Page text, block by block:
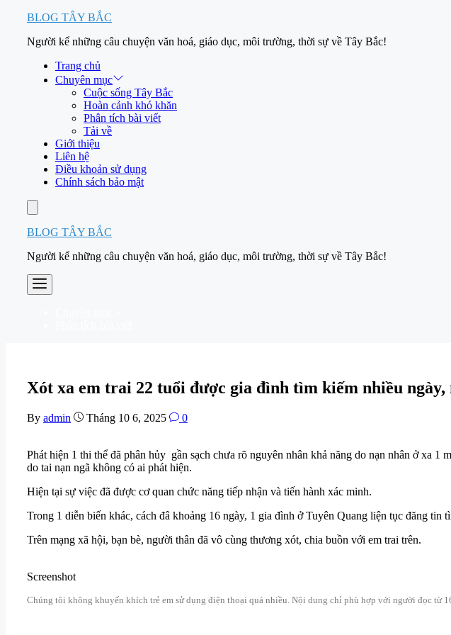
content
BLOG TÂY BẮC
Người kể những câu chuyện văn hoá, giáo dục, môi trường, thời sự về Tây Bắc!
Trang chủ
Chuyên mục
Cuộc sống Tây Bắc
Hoàn cảnh khó khăn
Phân tích bài viết
Tải về
Giới thiệu
Liên hệ
Điều khoản sử dụng
Chính sách bảo mật
Account
BLOG TÂY BẮC
Người kể những câu chuyện văn hoá, giáo dục, môi trường, thời sự về Tây Bắc!
Menu
Xót xa em trai 22 tuổi được gia đình tìm kiếm nhiều
By admin Tháng 10 6, 2025 0
Phát hiện 1 thi thể đã phân hủy gần sạch chưa rõ nguyên nhân khả năng do nạn nhân ở xa
do tai nạn ngã không có ai phát hiện.
Hiện tại sự việc đã được cơ quan chức năng tiếp nhận và tiến hành xác minh.
Trong 1 diễn biến khác, cách đâ khoảng 16 ngày, 1 gia đình ở Tuyên Quang liện tục đăng
Trên mạng xã hội, bạn bè, người thân đã vô cùng thương xót, chia buồn với em trai trên.
Screenshot
Chúng tôi không khuyến khích trẻ em sử dụng điện thoại quá nhiều. Nội dung chỉ phù hợp với người đọc từ